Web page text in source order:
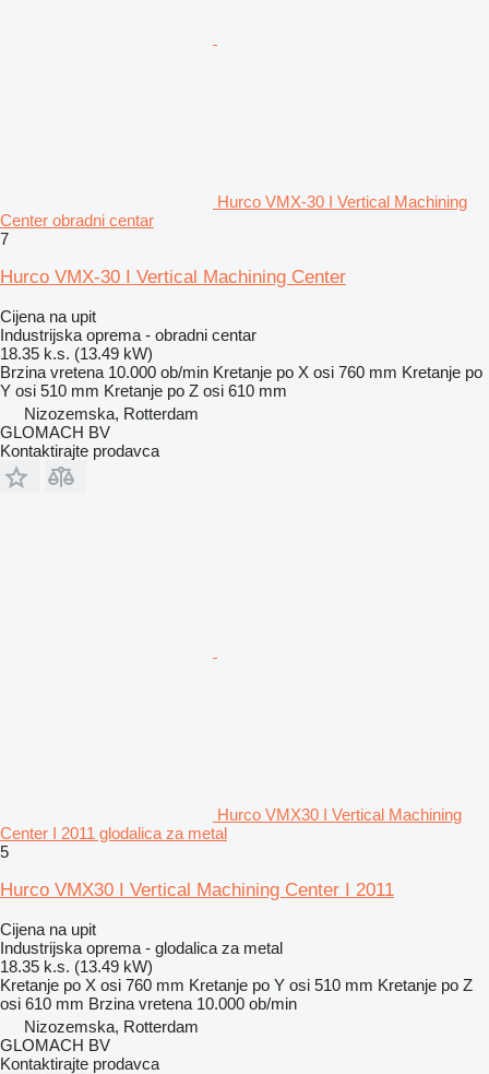
Hurco VMX-30 I Vertical Machining
Center obradni centar
7
Hurco VMX-30 I Vertical Machining Center
Cijena na upit
Industrijska oprema - obradni centar
18.35 k.s. (13.49 kW)
Brzina vretena 10.000 ob/min Kretanje po X osi 760 mm Kretanje po
Y osi 510 mm Kretanje po Z osi 610 mm
Nizozemska, Rotterdam
GLOMACH BV
Kontaktirajte prodavca
Hurco VMX30 I Vertical Machining
Center I 2011 glodalica za metal
5
Hurco VMX30 I Vertical Machining Center I 2011
Cijena na upit
Industrijska oprema - glodalica za metal
18.35 k.s. (13.49 kW)
Kretanje po X osi 760 mm Kretanje po Y osi 510 mm Kretanje po Z
osi 610 mm Brzina vretena 10.000 ob/min
Nizozemska, Rotterdam
GLOMACH BV
Kontaktirajte prodavca